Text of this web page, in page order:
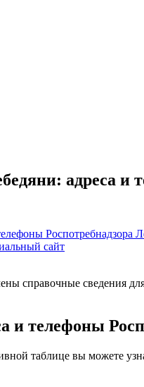
адреса и
Роспотребнадзора
сайт
справочные сведения
и телефоны
таблице вы можете